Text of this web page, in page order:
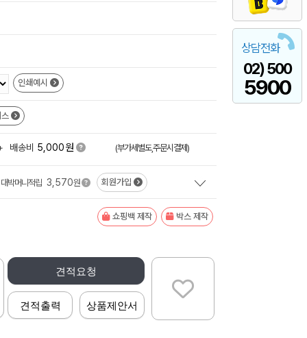
상담전화
02) 500
5900
인쇄예시
배송비 5,000원 (부가세별도,주문시결제)
대박머니적립 3,570원 회원가입
쇼핑백 제작 박스 제작
견적요청
견적출력 상품제안서